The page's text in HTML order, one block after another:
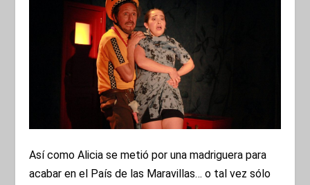
Así como Alicia se metió por una madriguera para
acabar en el País de las Maravillas… o tal vez sólo